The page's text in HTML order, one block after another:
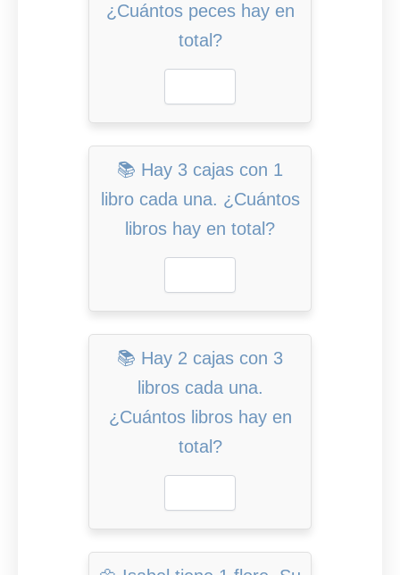
¿Cuántos peces hay en
total?
📚 Hay 3 cajas con 1
libro cada una. ¿Cuántos
libros hay en total?
📚 Hay 2 cajas con 3
libros cada una.
¿Cuántos libros hay en
total?